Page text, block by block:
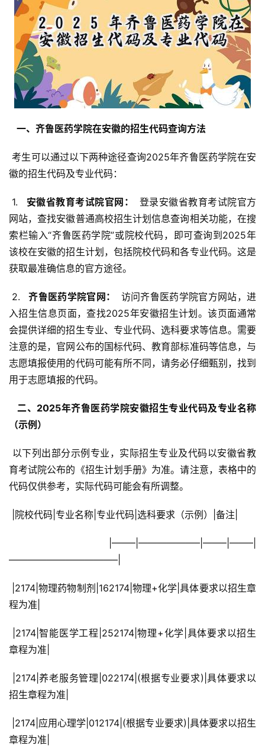
  一、齐鲁医药学院在安徽的招生代码查询方法
考生可以通过以下两种途径查询2025年齐鲁医药学院在安
徽的招生代码及专业代码：
1.
  安徽省教育考试院官网：
登录安徽省教育考试院官方
网站，查找安徽普通高校招生计划信息查询相关功能，在搜
索栏输入“齐鲁医药学院”或院校代码，即可查询到2025年
该校在安徽的招生计划，包括院校代码和各专业代码。这是
获取最准确信息的官方途径。
2.
  齐鲁医药学院官网：
访问齐鲁医药学院官方网站，进
入招生信息页面，查找2025年安徽招生计划。该页面通常
会提供详细的招生专业、专业代码、选科要求等信息。需要
注意的是，官网公布的国标代码、教育部标准码等信息，与
志愿填报使用的代码可能有所不同，请务必仔细甄别，找到
用于志愿填报的代码。
  二、2025年齐鲁医药学院安徽招生专业代码及专业名称
（示例）
育考试院公布的《招生计划手册》为准。请注意，表格中的
代码仅供参考，实际代码可能会有所调整。
|院校代码|专业名称|专业代码|选科要求（示例）|备注|
———————————–|
程为准|
章程为准|
招生章程为准|
章程为准|